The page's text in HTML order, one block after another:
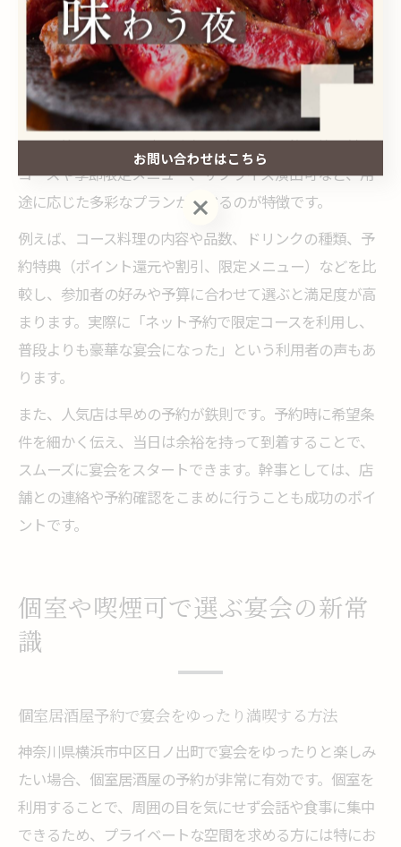
して予約時に一つずつ確認するのが安心です。
宴会プラン充実で予約人気の居酒屋活用術
日ノ出町周辺で宴会プランが充実している居酒屋は、ネ
ット予約サイトでも高い人気を誇ります。飲み放題付き
コースや季節限定メニュー、サプライズ演出可など、用
途に応じた多彩なプランが選べるのが特徴です。
例えば、コース料理の内容や品数、ドリンクの種類、予
約特典（ポイント還元や割引、限定メニュー）などを比
較し、参加者の好みや予算に合わせて選ぶと満足度が高
まります。実際に「ネット予約で限定コースを利用し、
普段よりも豪華な宴会になった」という利用者の声もあ
ります。
また、人気店は早めの予約が鉄則です。予約時に希望条
件を細かく伝え、当日は余裕を持って到着することで、
スムーズに宴会をスタートできます。幹事としては、店
舗との連絡や予約確認をこまめに行うことも成功のポイ
ントです。
個室や喫煙可で選ぶ宴会の新常
識
個室居酒屋予約で宴会をゆったり満喫する方法
神奈川県横浜市中区日ノ出町で宴会をゆったりと楽しみ
たい場合、個室居酒屋の予約が非常に有効です。個室を
利用することで、周囲の目を気にせず会話や食事に集中
できるため、プライベートな空間を求める方には特にお
お問い合わせはこちら
お問い合わせはこちら